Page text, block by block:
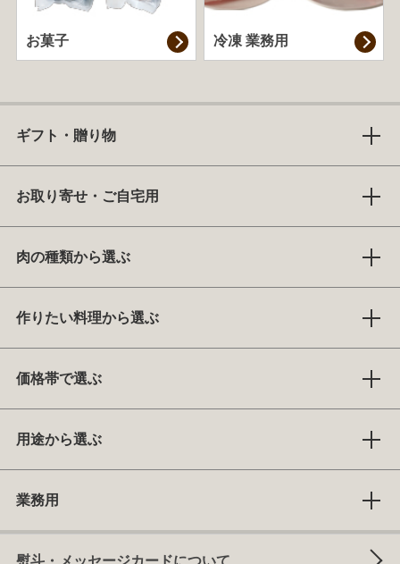
お菓子 冷凍 業務用
ギフト・贈り物
お取り寄せ・ご自宅用
肉の種類から選ぶ
作りたい料理から選ぶ
価格帯で選ぶ
用途から選ぶ
業務用